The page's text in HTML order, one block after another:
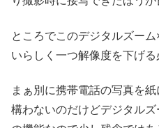
ところでこのデジタルズー
いらしく一つ解像度を下げる
まぁ別に携帯電話の写真を
構わないのだけどデジタル